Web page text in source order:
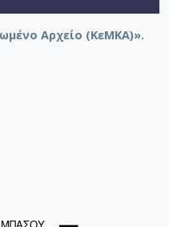
Αρχείο (ΚεΜΚΑ)».